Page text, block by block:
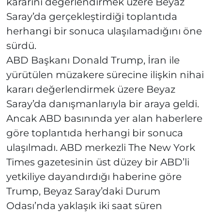
Saray’da gerçekleştirdiği toplantıda
herhangi bir sonuca ulaşılamadığını öne
sürdü.
ABD Başkanı Donald Trump, İran ile
yürütülen müzakere sürecine ilişkin nihai
kararı değerlendirmek üzere Beyaz
Saray’da danışmanlarıyla bir araya geldi.
Ancak ABD basınında yer alan haberlere
göre toplantıda herhangi bir sonuca
ulaşılmadı. ABD merkezli The New York
Times gazetesinin üst düzey bir ABD’li
yetkiliye dayandırdığı haberine göre
Trump, Beyaz Saray’daki Durum
Odası’nda yaklaşık iki saat süren